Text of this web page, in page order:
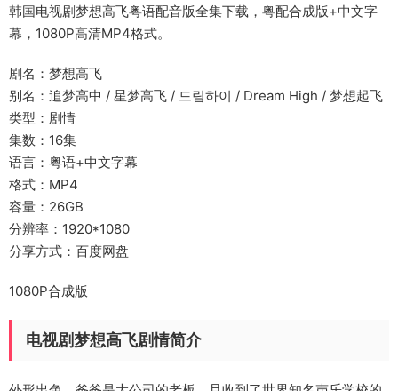
韩国电视剧梦想高飞粤语配音版全集下载，粤配合成版+中文字
幕，1080P高清MP4格式。
剧名：梦想高飞
别名：追梦高中 / 星梦高飞 / 드림하이 / Dream High / 梦想起飞
类型：剧情
集数：16集
语言：粤语+中文字幕
格式：MP4
容量：26GB
分辨率：1920*1080
分享方式：百度网盘
1080P合成版
电视剧梦想高飞剧情简介